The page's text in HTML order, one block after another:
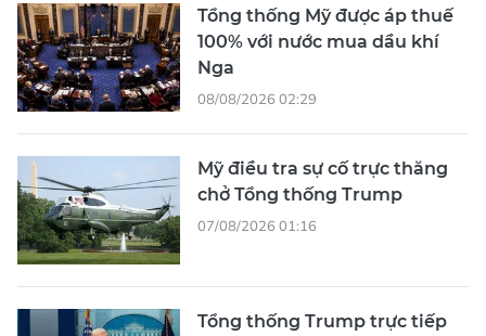
Tổng thống Mỹ được áp thuế
100% với nước mua dầu khí
Nga
08/08/2026 02:29
Mỹ điều tra sự cố trực thăng
chở Tổng thống Trump
07/08/2026 01:16
Tổng thống Trump trực tiếp